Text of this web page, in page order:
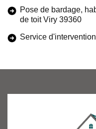
Pose de bardage,
de toit Viry 39360
Service